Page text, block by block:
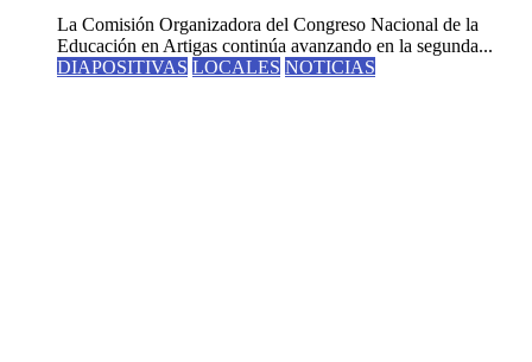
La Comisión Organizadora del Congreso Nacional de la
Educación en Artigas continúa avanzando en la segunda...
DIAPOSITIVAS LOCALES NOTICIAS